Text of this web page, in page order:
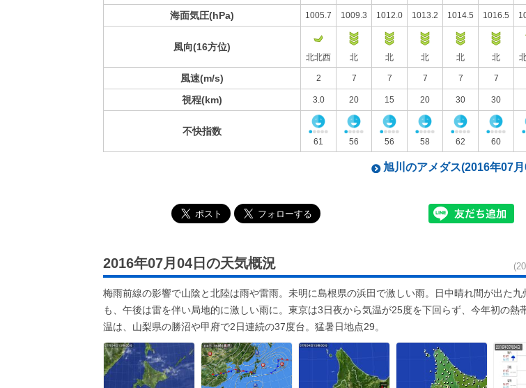
海面気圧(hPa) 1005.7 1009.3 1012.0 1013.2 1014.5 1016.5
風向(16方位)
北北西 北 北 北 北 北
風速(m/s) 2 7 7 7 7 7
視程(km) 3.0 20 15 20 30 30
不快指数
61 56 56 58 62 60
旭川のアメダス(2016年07
2016年07月04日の天気概況
梅雨前線の影響で山陰と北陸は雨や雷雨。未明に島根県の浜田で激しい雨。日中晴れ間が出た九
も、午後は雷を伴い局地的に激しい雨に。東京は3日夜から気温が25度を下回らず、今年初の熱
温は、山梨県の勝沼や甲府で2日連続の37度台。猛暑日地点29。